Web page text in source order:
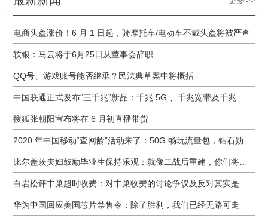
电商头盔涨价！6 月 1 日起，骑摩托车/电动车不戴头盔将被严查
软银：马云将于6月25日从董事会辞职
QQ号、游戏账号能否继承？民法典草案中将概括
搜狐张朝阳宣布将在 6 月初直播带货
华为中国回应美国芯片禁售令：除了胜利，我们已经无路可走